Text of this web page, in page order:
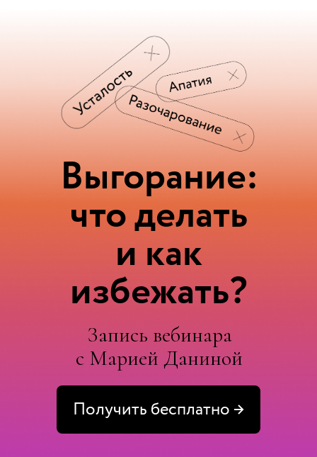
Выгорание:
что делать
и как
избежать?
Запись вебинара
с Марией Даниной
Получить бесплатно →